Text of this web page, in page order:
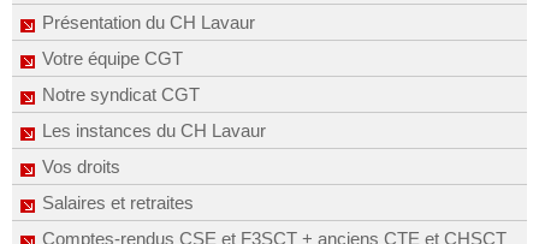
Présentation du CH Lavaur
Votre équipe CGT
Notre syndicat CGT
Les instances du CH Lavaur
Vos droits
Salaires et retraites
Comptes-rendus CSE et F3SCT + anciens CTE et CHSCT